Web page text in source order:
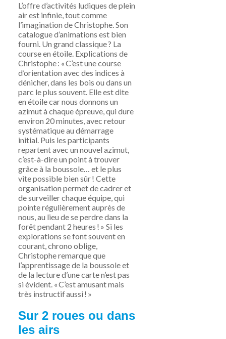
L’offre d’activités ludiques de plein
air est infinie, tout comme
l’imagination de Christophe. Son
catalogue d’animations est bien
fourni. Un grand classique? La
course en étoile. Explications de
Christophe : «C’est une course
d’orientation avec des indices à
dénicher, dans les bois ou dans un
parc le plus souvent. Elle est dite
en étoile car nous donnons un
azimut à chaque épreuve, qui dure
environ 20 minutes, avec retour
systématique au démarrage
initial. Puis les participants
repartent avec un nouvel azimut,
c’est-à-dire un point à trouver
grâce à la boussole… et le plus
vite possible bien sûr ! Cette
organisation permet de cadrer et
de surveiller chaque équipe, qui
pointe régulièrementauprès de
nous, au lieu de se perdre dans la
forêt pendant 2 heures ! » Si les
explorations se font souvent en
courant, chrono oblige,
Christophe remarque que
l’apprentissage de la boussole et
de la lecture d’une carte n’est pas
si évident.«C’estamusantmais
très instructif aussi ! »
Sur 2 roues ou dans
les airs